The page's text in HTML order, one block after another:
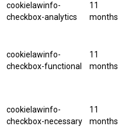
cookielawinfo-
checkbox-analytics
11
months
cookielawinfo-
checkbox-functional
11
months
cookielawinfo-
checkbox-necessary
11
months